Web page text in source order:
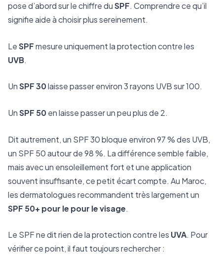
pose d’abord sur le chiffre duSPF. Comprendre ce qu’il
signifie aide à choisir plus sereinement.
LeSPFmesure uniquement la protection contre les
UVB.
UnSPF 30laisse passer environ 3 rayons UVB sur 100.
UnSPF 50en laisse passer un peu plus de 2.
Dit autrement, un SPF 30 bloque environ 97 % des UVB,
un SPF 50 autour de 98 %. La différence semble faible,
mais avec un ensoleillement fort et une application
souvent insuffisante, ce petit écart compte. Au Maroc,
les dermatologues recommandent très largement un
SPF 50+ pour le pour le visage.
Le SPF ne dit rien de la protection contre les UVA. Pour
vérifier ce point, il faut toujours rechercher :